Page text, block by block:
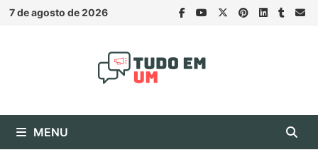
Skip
7 de agosto de 2026
MENU